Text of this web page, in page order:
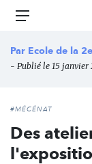
Aller
principal
Menu
Par Ecole de la
- Publié le 15 janvier
#MÉCÉNAT
Des